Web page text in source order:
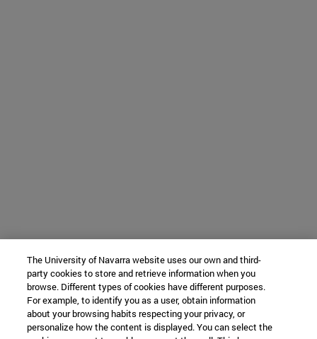
The University of Navarra website uses our own and third-
party cookies to store and retrieve information when you
browse. Different types of cookies have different purposes.
For example, to identify you as a user, obtain information
about your browsing habits respecting your privacy, or
personalize how the content is displayed. You can select the